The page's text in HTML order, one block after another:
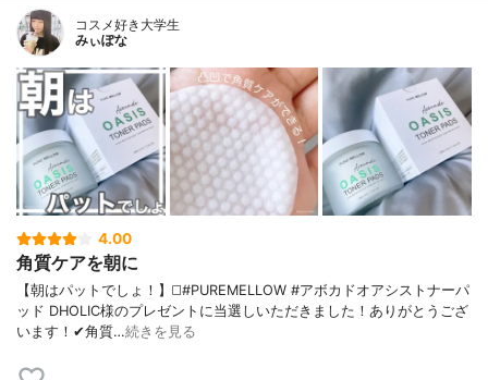
コスメ好き大学生
みぃぽな
4.00
角質ケアを朝に
【朝はパットでしょ！】◻️#PUREMELLOW #アボカドオアシストナーパ
ッド DHOLIC様のプレゼントに当選しいただきました！ありがとうござ
います！✔角質…続きを見る